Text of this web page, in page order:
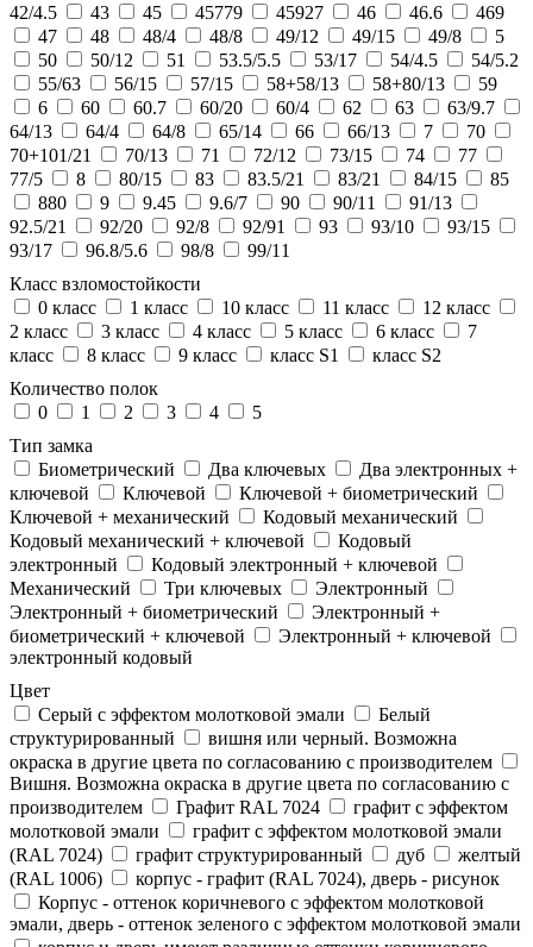
42/4.5
43 45 45779 45927 46 46.6
469
47
48 48/4 48/8 49/12 49/15 49/8
5
50
50/12 51 53.5/5.5 53/17 54/4.5
54/5.2
55/63
56/15 57/15 58+58/13 58+80/13
59
6
60 60.7 60/20 60/4 62 63
63/9.7
64/13
64/4 64/8 65/14 66 66/13 7
70
70+101/21
70/13 71 72/12 73/15 74
77
77/5
8 80/15 83 83.5/21 83/21 84/15
85
880
9 9.45 9.6/7 90 90/11
91/13
92.5/21
92/20 92/8 92/91 93 93/10
93/15
93/17
96.8/5.6 98/8
99/11
Класс взломостойкости
0 класс
1 класс 10 класс 11 класс
12 класс
2 класс
3 класс 4 класс 5 класс 6 класс
7
класс
8 класс 9 класс класс S1
класс S2
Количество полок
0
1 2 3 4
5
Тип замка
Биометрический
Два ключевых
Два электронныx +
ключевой
Ключевой
Ключевой + биометрический
Ключевой + механический
Кодовый механический
Кодовый механический + ключевой
Кодовый
электронный
Кодовый электронный + ключевой
Механический
Три ключевых
Электронный
Электронный + биометрический
Электронный +
биометрический + ключевой
Электронный + ключевой
электронный кодовый
Цвет
Cерый с эффектом молотковой эмали
Белый
структурированный
вишня или черный. Возможна
окраска в другие цвета по согласованию с производителем
Вишня. Возможна окраска в другие цвета по согласованию с
производителем
Графит RAL 7024
графит с эффектом
молотковой эмали
графит с эффектом молотковой эмали
(RAL 7024)
графит структурированный дуб
желтый
(RAL 1006)
корпус - графит (RAL 7024), дверь - рисунок
Корпус - оттенок коричневого с эффектом молотковой
эмали, дверь - оттенок зеленого с эффектом молотковой эмали